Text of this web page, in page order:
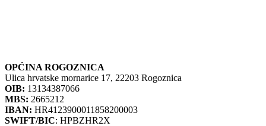
OPĆINA ROGOZNICA
Ulica hrvatske mornarice 17, 22203 Rogoznica
OIB: 13134387066
MBS: 2665212
IBAN: HR4123900011858200003
SWIFT/BIC: HPBZHR2X